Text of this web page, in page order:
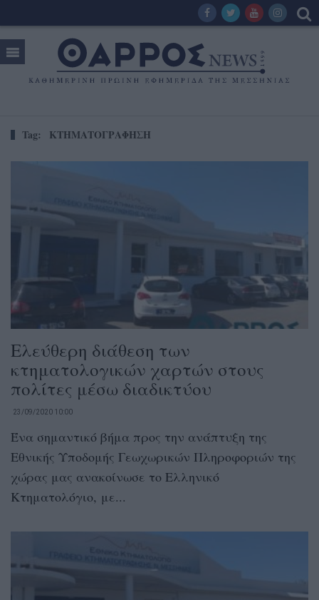
Tag: ΚΤΗΜΑΤΟΓΡΑΦΗΣΗ
Ελεύθερη διάθεση των
κτηματολογικών χαρτών στους
πολίτες μέσω διαδικτύου
23/09/2020 10:00
Ένα σημαντικό βήμα προς την ανάπτυξη της
Εθνικής Υποδομής Γεωχωρικών Πληροφοριών της
χώρας μας ανακοίνωσε το Ελληνικό
Κτηματολόγιο, με...